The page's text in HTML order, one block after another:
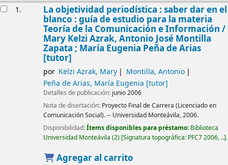
1. La objetividad periodística : saber dar en el
blanco : guía de estudio para la materia
Teoría de la Comunicación e Información /
Mary Kelzi Azrak, Antonio José Montilla
Zapata ; María Eugenia Peña de Arias
[tutor]
por Kelzi Azrak, Mary
Montilla, Antonio
Peña de Arias, María Eugenia [tutor]
Detalles de publicación: junio 2006
Nota de disertación: Proyecto Final de Carrera (Licenciado en
Comunicación Social). -- Universidad Monteávila, 2006.
Disponibilidad:Ítems disponibles para préstamo: Biblioteca
Universidad Monteávila (2) Signatura topográfica: PFC7 2006, .. .
Agregar al carrito